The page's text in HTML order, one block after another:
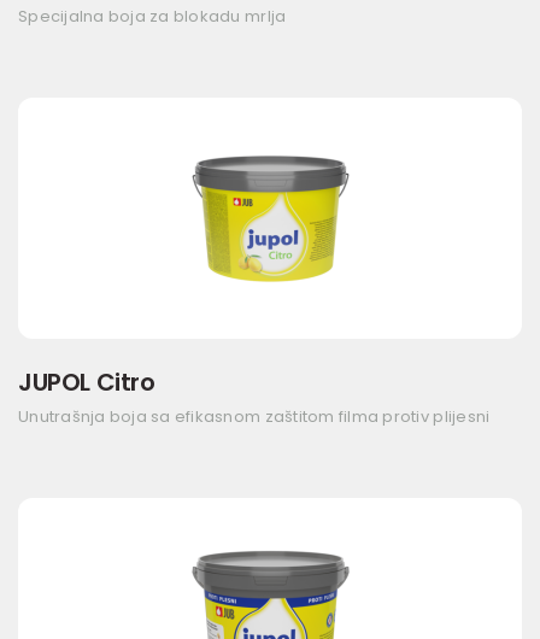
Specijalna boja za blokadu mrlja
JUPOL Citro
Unutrašnja boja sa efikasnom zaštitom filma protiv plijesni